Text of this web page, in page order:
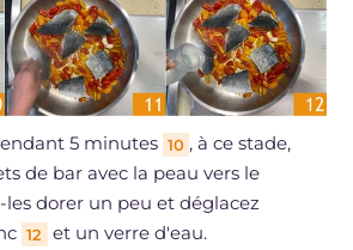
5 minutes 10 , à ce stade,
de bar avec la peau vers le
les dorer un peu et déglacez
12 et un verre d'eau.